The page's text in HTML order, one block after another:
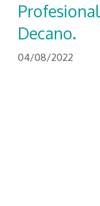
Decano.
04/08/2022